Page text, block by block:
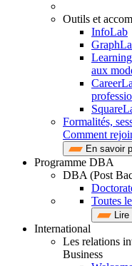
Outils et
InfoLab
aux
Formalités,
Comment
En savoir
Programme DBA
DBA (Post
Toutes
Lire
International
Les relations
Business